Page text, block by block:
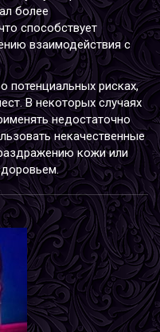
более
способствует
взаимодействия с
потенциальных рисках,
В некоторых случаях
недостаточно
некачественные
кожи или